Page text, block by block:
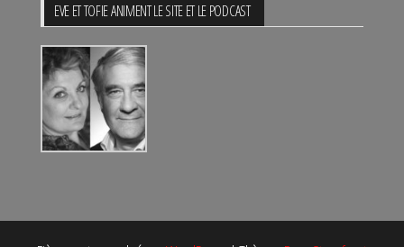
EVE ET TOFIE ANIMENT LE SITE ET LE PODCAST